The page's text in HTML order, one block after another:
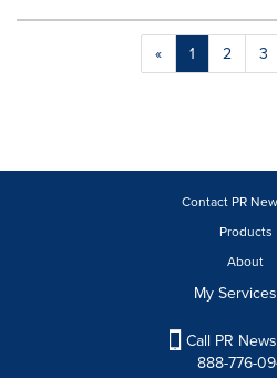
« 1 2 3
Contact PR
Products
About
My Services
Call PR
888-776-